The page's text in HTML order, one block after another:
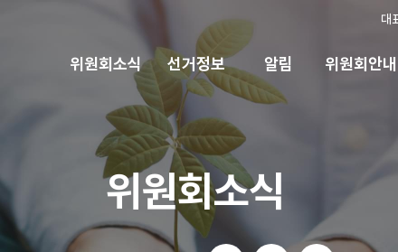
대
위원회소식 선거정보 알림 위원회안내
위원회소식